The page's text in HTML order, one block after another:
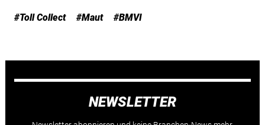
#Toll Collect #Maut #BMVI
NEWSLETTER